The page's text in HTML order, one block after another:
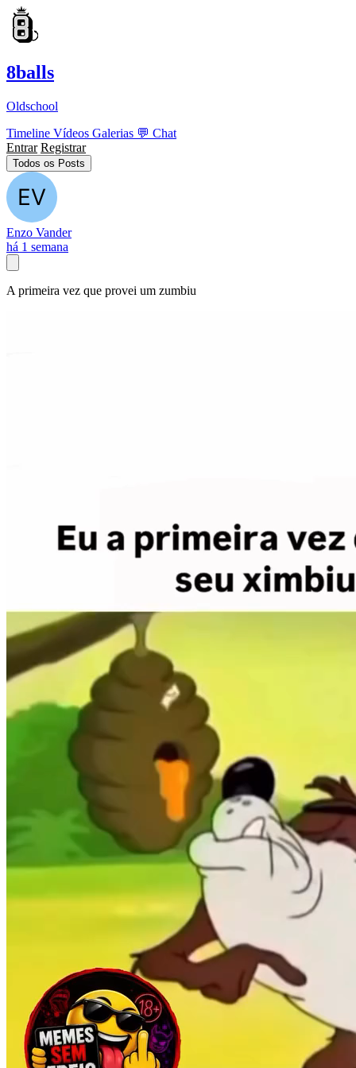
8balls
Oldschool
Timeline Vídeos Galerias 💬 Chat
Entrar Registrar
Todos os Posts
Enzo Vander
há 1 semana
A primeira vez que provei um zumbiu